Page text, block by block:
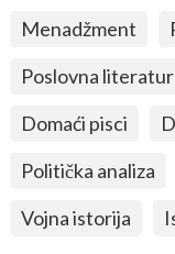
Menadžment
Poslovna
Domaći pisci
Politička analiza
Vojna istorija